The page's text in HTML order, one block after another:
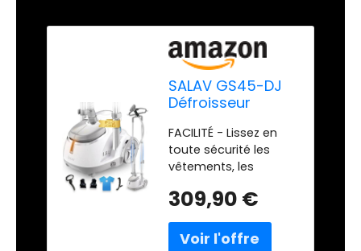
SALAV GS45-DJ
Défroisseur
Professionnel
Vertical avec
roulettes, Cintre
Multifonction
Extra Large,
Brosse en Tissu
et Mini Palette de
FACILITÉ - Lissez en
toute sécurité les
vêtements, les
d'ameublement et
quel vêtement avec
309,90 €